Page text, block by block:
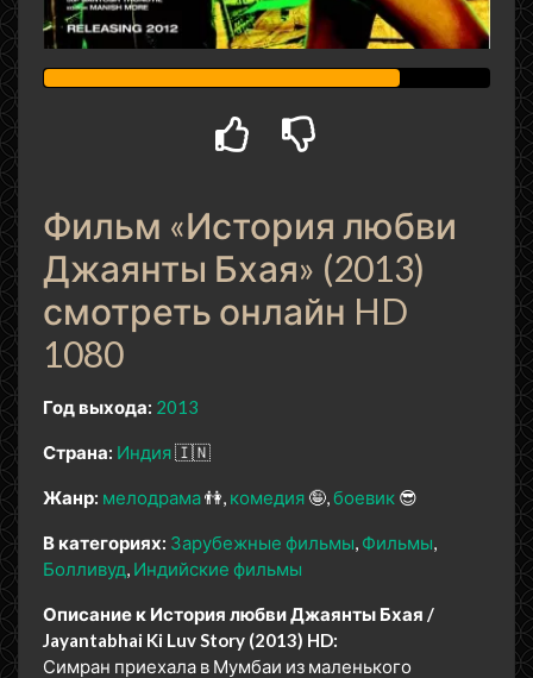
Фильм «История любви
Джаянты Бхая» (2013)
смотреть онлайн HD
1080
Год выхода: 2013
Страна: Индия🇮🇳
Жанр: мелодрама👫 комедия 🤪 боевик 😎
В категориях: Зарубежные фильмы Фильмы
Болливуд Индийские фильмы
Описание к История любви Джаянты Бхая /
Jayantabhai Ki Luv Story (2013) HD:
Симран приехала в Мумбаи из маленького